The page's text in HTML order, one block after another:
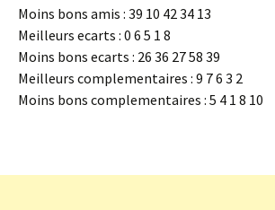
Moins bons amis : 39 10 42 34 13
Meilleurs ecarts : 0 6 5 1 8
Moins bons ecarts : 26 36 27 58 39
Meilleurs complementaires : 9 7 6 3 2
Moins bons complementaires : 5 4 1 8 10